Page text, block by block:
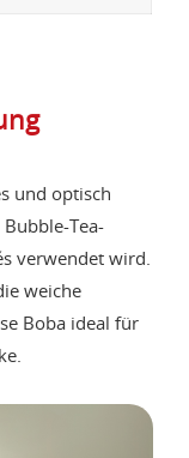
und optisch
Tea-
verwendet wird.
weiche
Boba ideal für